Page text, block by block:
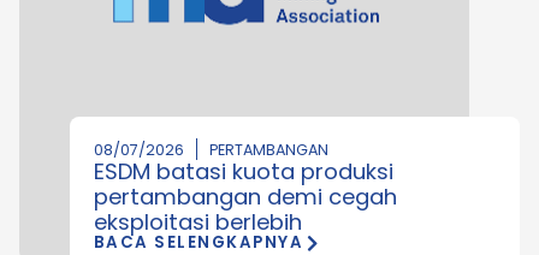
08/07/2026 PERTAMBANGAN
ESDM batasi kuota produksi
pertambangan demi cegah
eksploitasi berlebih
BACA SELENGKAPNYA